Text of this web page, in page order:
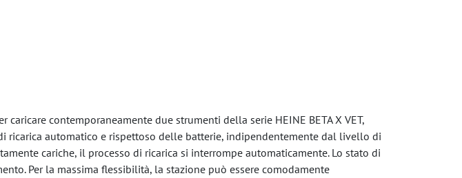
contemporaneamente due strumenti della serie HEINE BETA X VET,
ricarica automatico e rispettoso delle batterie, indipendentemente dal livello di
cariche, il processo di ricarica si interrompe automaticamente. Lo stato di
Per la massima flessibilità, la stazione può essere comodamente